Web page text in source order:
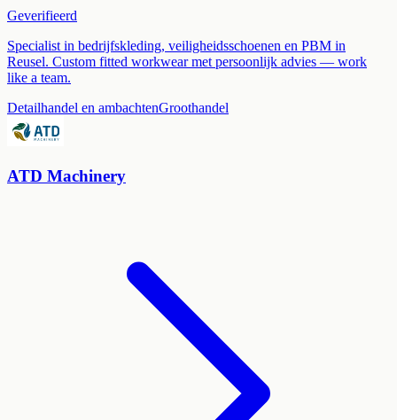
Geverifieerd
Specialist in bedrijfskleding, veiligheidsschoenen en PBM in
Reusel. Custom fitted workwear met persoonlijk advies — work
like a team.
Detailhandel en ambachtenGroothandel
ATD Machinery